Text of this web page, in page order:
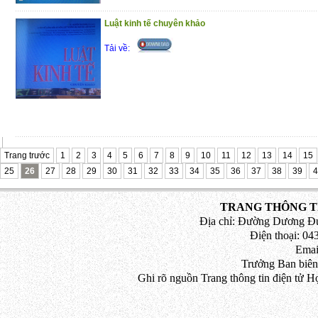
khác. Hy vọng cuốn sách sẽ có giá trị
Xin trân trọng giới thiệu cuốn sách đến
Luật kinh tế chuyên khảo
Tải về:
Trang trước 1 2 3 4 5 6 7 8 9 10 11 12 13 14
15
25
26 27 28 29 30 31 32 33 34 35 36 37 38 39
TRANG THÔNG
Địa chỉ: Đường Dương
Điện thoại:
Trưởng Ban
Ghi rõ nguồn Trang thông tin điện tử